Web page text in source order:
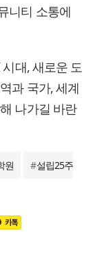
니티 소통에
대, 새로운 도
과 국가, 세계
나가길 바란
원 #설립25주